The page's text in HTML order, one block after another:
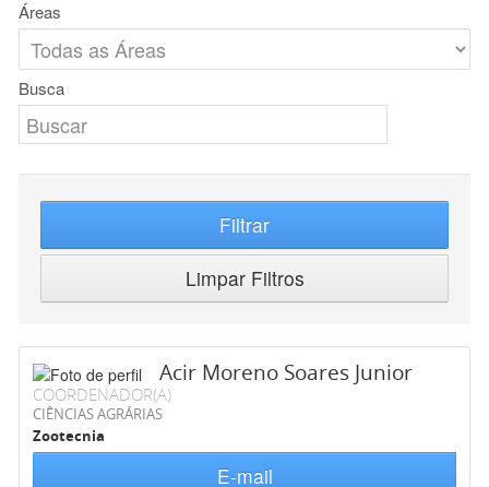
Áreas
Busca
Filtrar
Limpar Filtros
Acir Moreno Soares Junior
COORDENADOR(A)
CIÊNCIAS AGRÁRIAS
Zootecnia
E-mail